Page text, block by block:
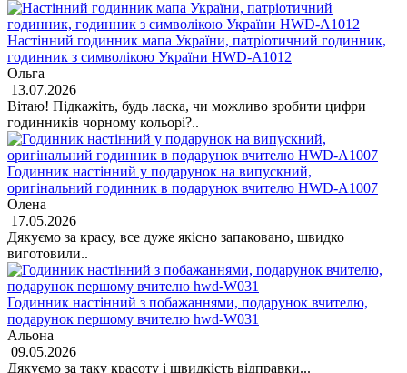
Настінний годинник мапа України, патріотичний годинник,
годинник з символікою України HWD-A1012
Ольга
13.07.2026
Вітаю! Підкажіть, будь ласка, чи можливо зробити цифри
годинників чорному кольорі?..
Годинник настінний у подарунок на випускний,
оригінальний годинник в подарунок вчителю HWD-A1007
Олена
17.05.2026
Дякуємо за красу, все дуже якісно запаковано, швидко
виготовили..
Годинник настінний з побажаннями, подарунок вчителю,
подарунок першому вчителю hwd-W031
Альона
09.05.2026
Дякуємо за таку красоту і швидкість відправки...